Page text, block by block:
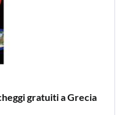
gratuiti a Grecia